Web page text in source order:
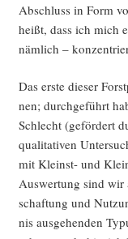
Abschluss in Form
heißt, dass ich mich
näm­lich –
Das ers­te die­ser
nen; durch­ge­führt
Schlecht (geför­dert
qua­li­ta­ti­ven
mit Kleinst- und
Aus­wer­tung sind
schaf­tung und
nis aus­ge­hen­den